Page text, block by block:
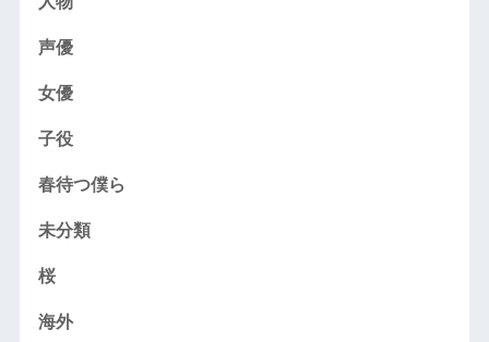
声優
女優
子役
春待つ僕ら
未分類
桜
海外